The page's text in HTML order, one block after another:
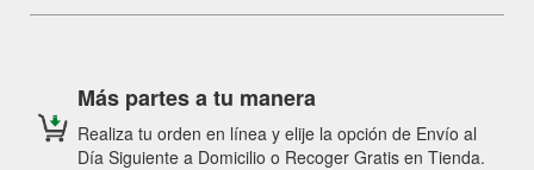
Más partes a tu manera
Realiza tu orden en línea y elije la opción de Envío al
Día Siguiente a Domicilio o Recoger Gratis en Tienda.